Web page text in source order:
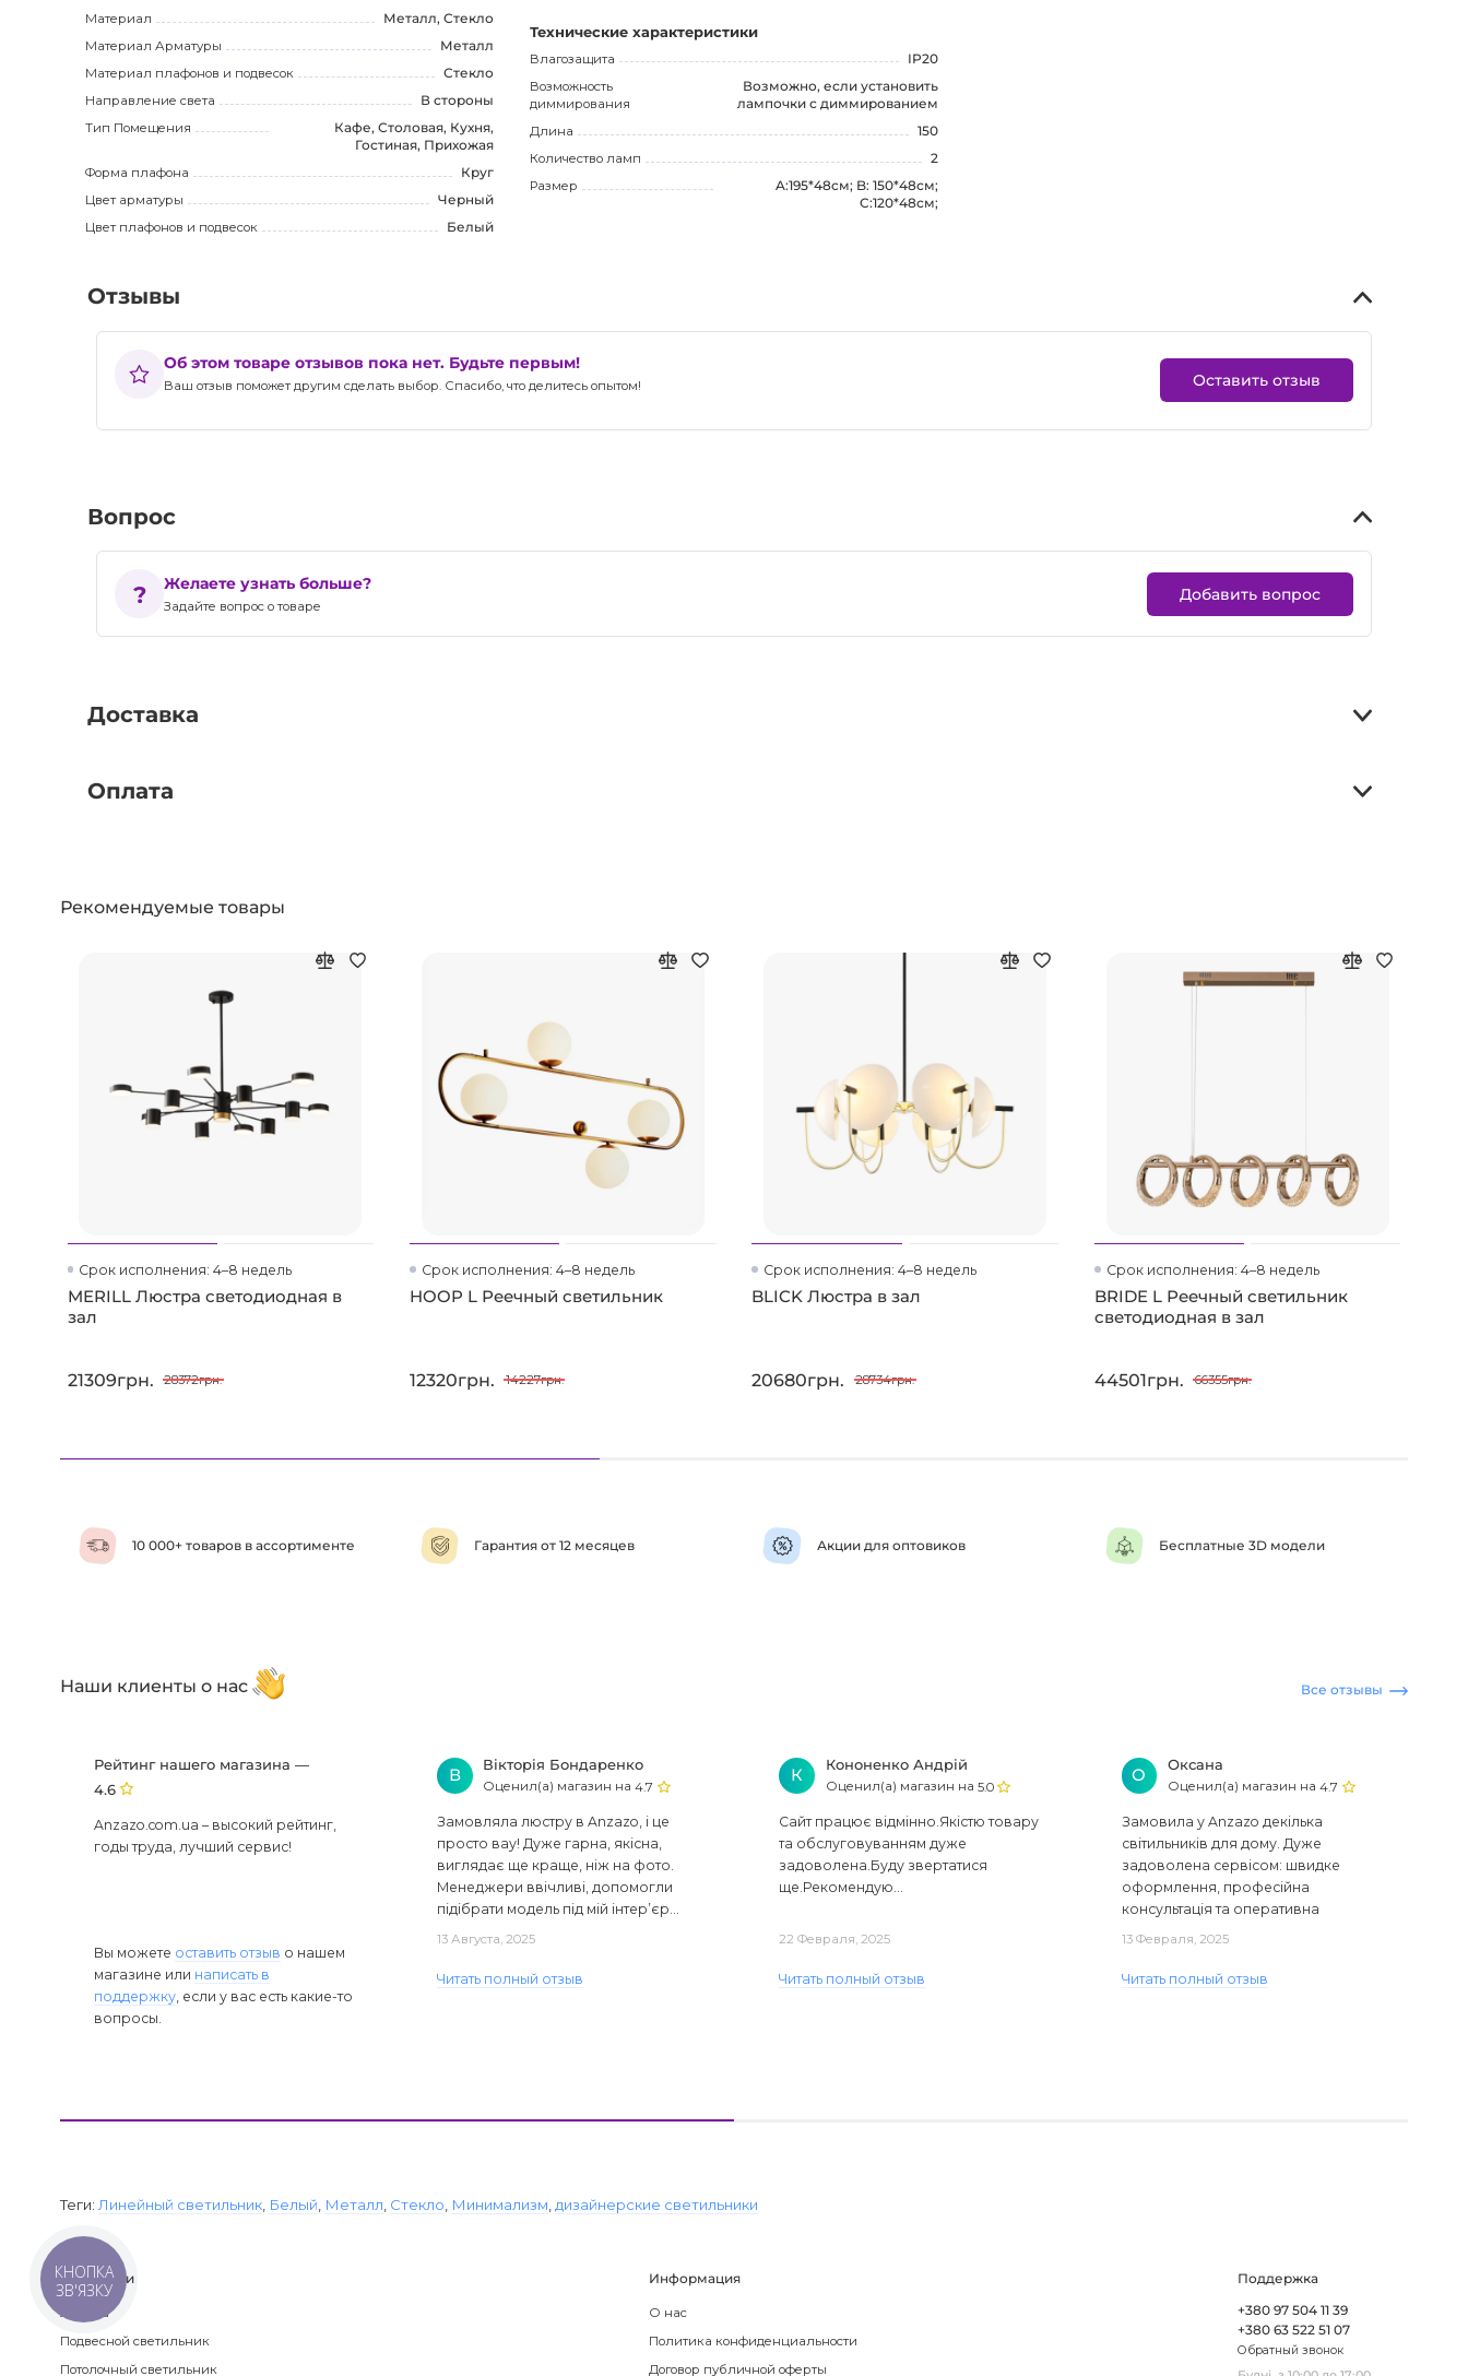
содержащее все ключевые особенности продукта и его привлекательность для потенциальных
покупателей. Покупка данной люстры обеспечит вам не только новое качественное освещение, но и
Материал
Металл, Стекло
Материал Арматуры
Металл
Материал плафонов и подвесок
Стекло
Направление света
В стороны
Тип Помещения
Кафе, Столовая, Кухня,
Гостиная, Прихожая
Форма плафона
Круг
Цвет арматуры
Черный
Цвет плафонов и подвесок
Белый
Технические характеристики
Влагозащита
IP20
Возможность
диммирования
Возможно, если установить
лампочки с диммированием
Длина
150
Количество ламп
2
Размер
A:195*48см; B: 150*48см;
C:120*48см;
Отзывы
Об этом товаре отзывов пока нет. Будьте первым!
Ваш отзыв поможет другим сделать выбор. Спасибо, что делитесь опытом! Оставить отзыв
Вопрос
Желаете узнать больше?
Задайте вопрос о товаре
Добавить вопрос
Доставка
Оплата
Рекомендуемые товары
Срок исполнения: 4–8 недель
MERILL Люстра светодиодная в
зал
21309грн. 28372грн.
Срок исполнения: 4–8 недель
HOOP L Реечный светильник
12320грн. 14227грн.
Срок исполнения: 4–8 недель
BLICK Люстра в зал
20680грн. 28734грн.
Срок исполнения: 4–8 недель
BRIDE L Реечный светильник
светодиодная в зал
44501грн. 66355грн.
10 000+ товаров в ассортименте Гарантия от 12 месяцев Акции для оптовиков Бесплатные 3D модели
Наши клиенты о нас Все отзывы
Рейтинг нашего магазина —
4.6
Anzazo.com.ua – высокий рейтинг,
годы труда, лучший сервис!
Вы можете оставить отзыв о нашем
магазине или написать в
поддержку , если у вас есть какие-то
вопросы.
В
Вікторія Бондаренко
Оценил(а) магазин на4.7
Замовляла люстру в Anzazo, і це
просто вау! Дуже гарна, якісна,
виглядає ще краще, ніж на фото.
Менеджери ввічливі, допомогли
підібрати модель під мій інтер’єр...
13 Августа, 2025
Читать полный отзыв
К
Кононенко Андрій
Оценил(а) магазин на 5.0
Сайт працює відмінно.Якістю товару
та обслуговуванням дуже
задоволена.Буду звертатися
ще.Рекомендую...
22 Февраля, 2025
Читать полный отзыв
О
Оксана
Оценил(а) магазин на4.7
Замовила у Anzazo декілька
світильників для дому. Дуже
задоволена сервісом: швидке
оформлення, професійна
консультація та оперативна
13 Февраля, 2025
Читать полный отзыв
Теги: Линейный светильник Белый Металл Стекло Минимализм дизайнерские светильники
Категории
Люстра
Подвесной светильник
Потолочный светильник
Информация
О нас
Политика конфиденциальности
Договор публичной оферты
Поддержка
+380 97 504 11 39
+380 63 522 51 07
Обратный звонок
КНОПКА
ЗВ'ЯЗКУ